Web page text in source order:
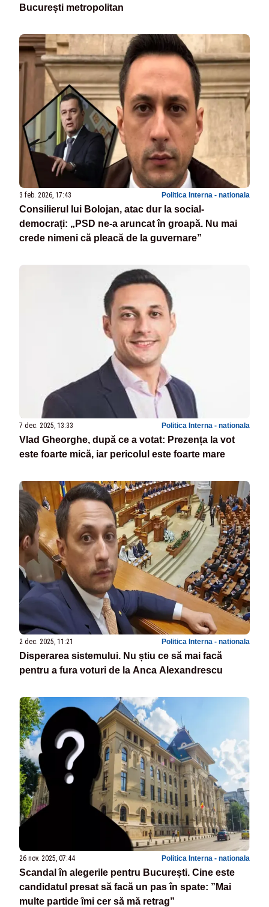
București metropolitan
3 feb. 2026, 17:43 Politica Interna - nationala
Consilierul lui Bolojan, atac dur la social-
democrați: „PSD ne-a aruncat în groapă. Nu mai
crede nimeni că pleacă de la guvernare”
7 dec. 2025, 13:33 Politica Interna - nationala
Vlad Gheorghe, după ce a votat: Prezența la vot
este foarte mică, iar pericolul este foarte mare
2 dec. 2025, 11:21 Politica Interna - nationala
Disperarea sistemului. Nu știu ce să mai facă
pentru a fura voturi de la Anca Alexandrescu
26 nov. 2025, 07:44 Politica Interna - nationala
Scandal în alegerile pentru București. Cine este
candidatul presat să facă un pas în spate: ”Mai
multe partide îmi cer să mă retrag”